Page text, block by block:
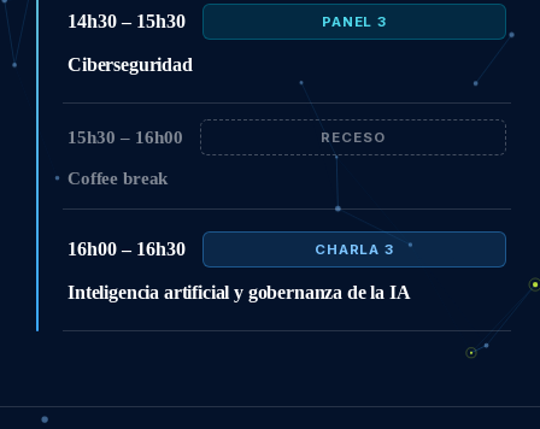
14h30 – 15h30 PANEL 3
Ciberseguridad
15h30 – 16h00 RECESO
Coffee break
16h00 – 16h30 CHARLA 3
Inteligencia artificial y gobernanza de la IA